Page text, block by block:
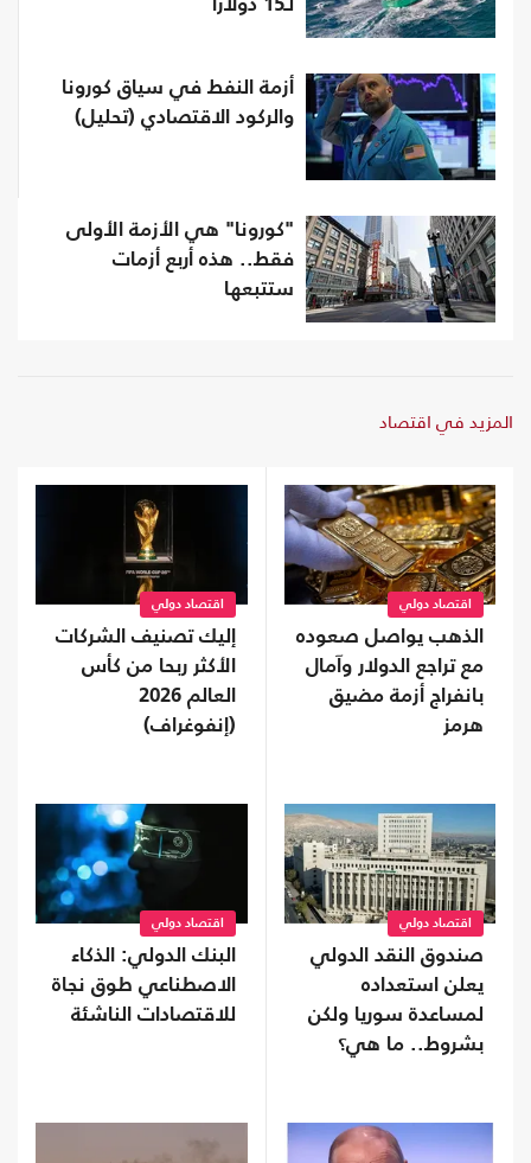
لـ15 دولارا
أزمة النفط في سياق كورونا
والركود الاقتصادي (تحليل)
"كورونا" هي الأزمة الأولى
فقط.. هذه أربع أزمات
ستتبعها
المزيد في اقتصاد
اقتصاد دولي
الذهب يواصل صعوده
مع تراجع الدولار وآمال
بانفراج أزمة مضيق
هرمز
اقتصاد دولي
إليك تصنيف الشركات
الأكثر ربحا من كأس
العالم 2026
(إنفوغراف)
اقتصاد دولي
صندوق النقد الدولي
يعلن استعداده
لمساعدة سوريا ولكن
بشروط.. ما هي؟
اقتصاد دولي
البنك الدولي: الذكاء
الاصطناعي طوق نجاة
للاقتصادات الناشئة